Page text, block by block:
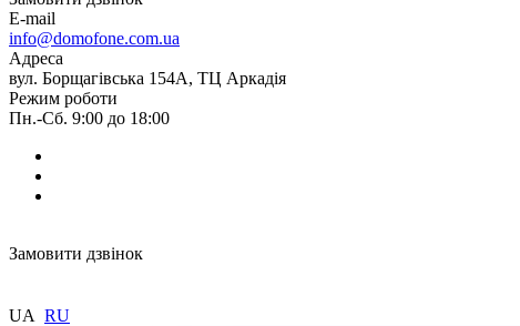
E-mail
info@domofone.com.ua
Адреса
вул. Борщагівська 154А, ТЦ Аркадія
Режим роботи
Пн.-Сб. 9:00 до 18:00
Замовити дзвінок
UA RU